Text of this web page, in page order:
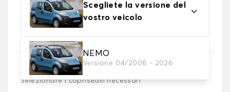
Scegliete la versione del
vostro veicolo
NEMO
Versione 04/2008 - 2026
2. Set di coperture
Selezionare i coprisedili necessari